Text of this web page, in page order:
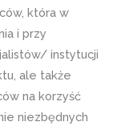
która w
i przy
instytucji
ale także
na korzyść
niezbędnych